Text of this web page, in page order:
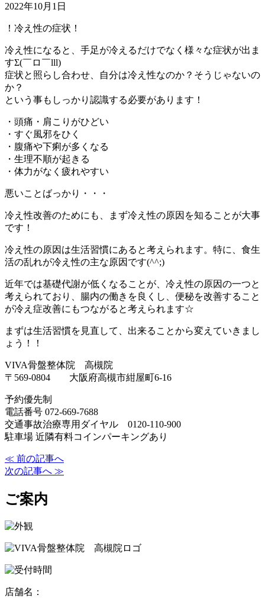
2022年10月1日
！冷え性の症状！
冷え性になると、手足が冷えるだけでなく様々な症状が出ま
すΣ(￣ロ￣lll)
症状と照らし合わせ、自分は冷え性なのか？そうじゃないの
か？
という事もしっかり認識する必要があります！
・頭痛・肩こりがひどい
・すぐ風邪をひく
・腹痛や下痢が多くなる
・生理不順が起きる
・体力がなく疲れやすい
悪いことばっかり・・・
冷え性改善のためにも、まず冷え性の原因を知ることが大事
です！
冷え性の原因は生活習慣にあると考えられます。特に、食生
活の乱れが冷え性の主な原因です(^^;)
近年では基礎代謝が低くなることが、冷え性の原因の一つと
考えられており、腸内の働きを良くし、便秘を改善すること
が冷え症改善にもつながると考えられます☆
まずは生活習慣を見直して、出来ることから変えていきまし
ょう！！
VIVA骨盤整体院 高槻院
〒569-0804 大阪府高槻市紺屋町6-16
予約優先制
電話番号 072-669-7688
交通事故治療専用ダイヤル 0120-110-900
駐車場 近隣有料コインパーキングあり
≪ 前の記事へ
次の記事へ ≫
ご案内
店舗名：